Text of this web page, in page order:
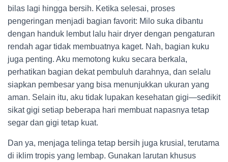
bilas lagi hingga bersih. Ketika selesai, proses
pengeringan menjadi bagian favorit: Milo suka dibantu
dengan handuk lembut lalu hair dryer dengan pengaturan
rendah agar tidak membuatnya kaget. Nah, bagian kuku
juga penting. Aku memotong kuku secara berkala,
perhatikan bagian dekat pembuluh darahnya, dan selalu
siapkan pembesar yang bisa menunjukkan ukuran yang
aman. Selain itu, aku tidak lupakan kesehatan gigi—sedikit
sikat gigi setiap beberapa hari membuat napasnya tetap
segar dan gigi tetap kuat.
Dan ya, menjaga telinga tetap bersih juga krusial, terutama
di iklim tropis yang lembap. Gunakan larutan khusus